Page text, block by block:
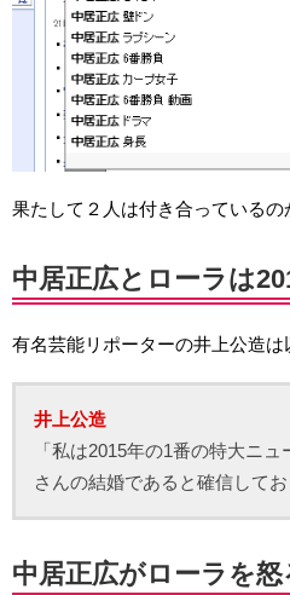
果たして２人は付き合っている
中居正広とローラは
有名芸能リポーターの井上公造は
井上公造
「私は2015年の1番の特大ニ
さんの結婚であると確信してお
中居正広がローラを